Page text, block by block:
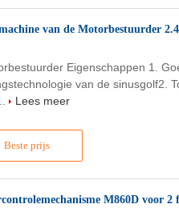
van de Motorbestuurder
Beste prijs
Eigenschappen 1.
van de sinusgolf2.
Lees meer
M860D voor 2